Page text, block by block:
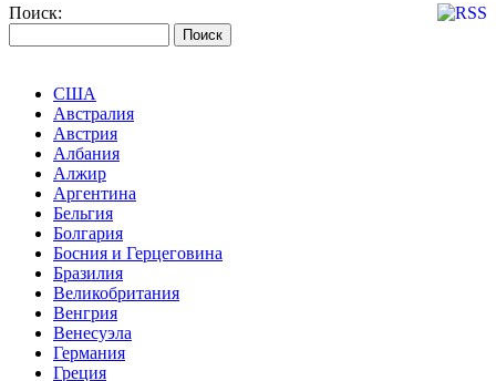
Поиск:
США
Австралия
Австрия
Албания
Алжир
Аргентина
Бельгия
Болгария
Босния и Герцеговина
Бразилия
Великобритания
Венгрия
Венесуэла
Германия
Греция